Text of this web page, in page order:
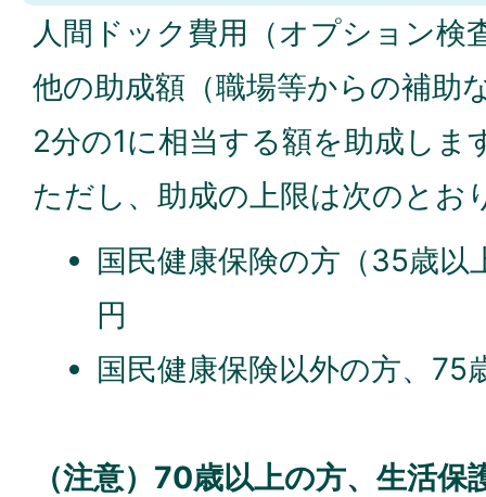
人間ドック費用（オプション検
他の助成額（職場等からの補助
2分の1に相当する額を助成しま
ただし、助成の上限は次のとお
国民健康保険の方（35歳
円
国民健康保険以外の方、
（注意）70歳以上の方、生活